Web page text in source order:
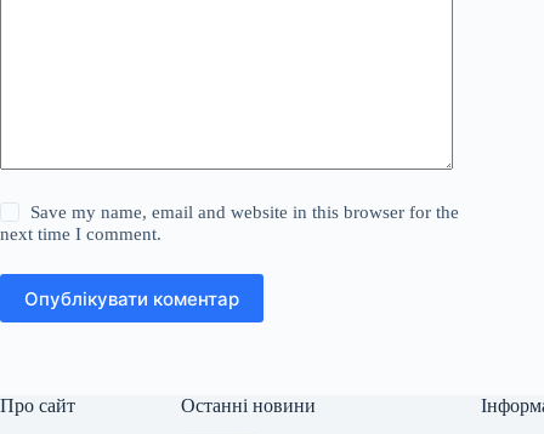
Save my name, email and website in this browser for the
next time I comment.
Опублікувати коментар
Про сайт
Останні новини